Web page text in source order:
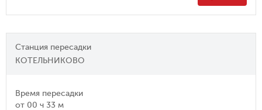
Станция пересадки
КОТЕЛЬНИКОВО
Время пересадки
от 00 ч 33 м